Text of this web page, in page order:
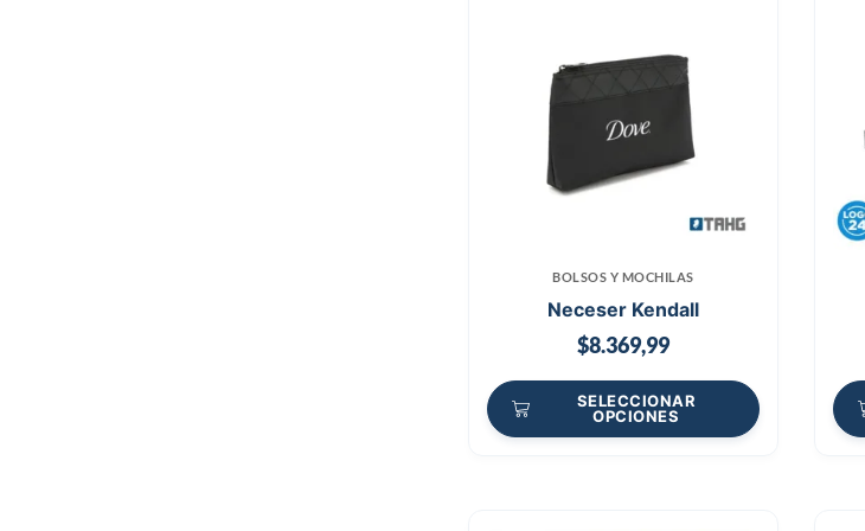
BOLSOS Y MOCHILAS
Neceser Kendall
$8.369,99
SELECCIONAR
OPCIONES